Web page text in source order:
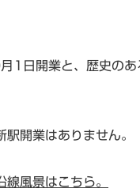
1日開業と、歴史のあ
開業はありません。
風景はこちら。